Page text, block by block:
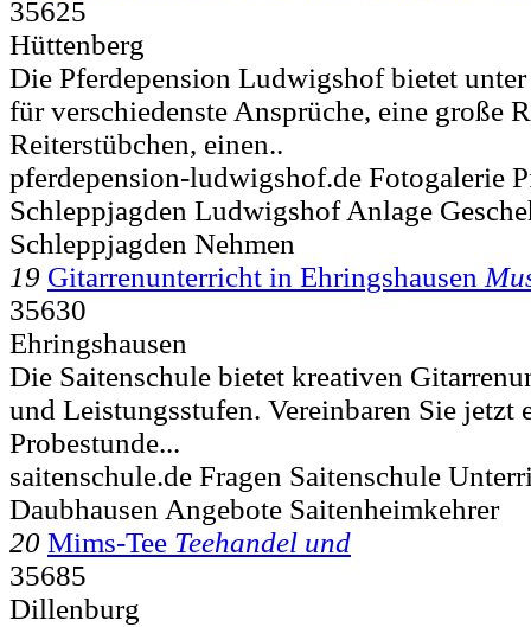
35625
Hüttenberg
Die Pferdepension Ludwigshof bietet
für verschiedenste Ansprüche, eine große
Reiterstübchen, einen..
pferdepension-ludwigshof.de Fotogalerie
Schleppjagden Ludwigshof Anlage
Schleppjagden Nehmen
19 Gitarrenunterricht in Ehringshausen
35630
Ehringshausen
Die Saitenschule bietet kreativen
und Leistungsstufen. Vereinbaren Sie jetzt
Probestunde...
saitenschule.de Fragen Saitenschule
Daubhausen Angebote Saitenheimkehrer
20 Mims-Tee Teehandel und
35685
Dillenburg